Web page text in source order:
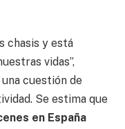
chasis y está
vidas”,
cuestión de
Se estima que
en España